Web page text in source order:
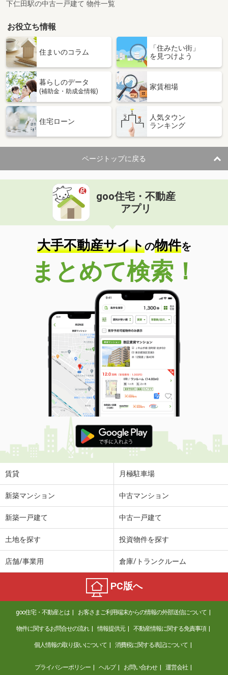
下仁田駅の中古一戸建て 物件一覧
お役立ち情報
住まいのコラム
「住みたい街」
を見つけよう
暮らしのデータ
(補助金・助成金情報)
家賃相場
住宅ローン
人気タウン
ランキング
ページトップに戻る
goo住宅・不動産
アプリ
大手不動産サイトの物件を
まとめて検索！
賃貸 月極駐車場
新築マンション 中古マンション
新築一戸建て 中古一戸建て
土地を探す 投資物件を探す
店舗/事業用 倉庫/トランクルーム
PC版へ
goo住宅・不動産とは お客さまご利用端末からの情報の外部送信について
物件に関するお問合せの流れ 情報提供元 不動産情報に関する免責事項
個人情報の取り扱いについて 消費税に関する表記について
プライバシーポリシー ヘルプ お問い合わせ 運営会社